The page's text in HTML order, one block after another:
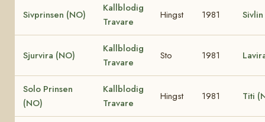
Sivprinsen (NO)
Kallblodig
Travare
Hingst 1981
Sjurvira (NO)
Kallblodig
Travare
Sto 1981
Solo Prinsen
(NO)
Kallblodig
Travare
Hingst 1981 Titi